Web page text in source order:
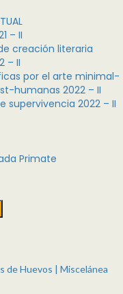
– II
creación literaria
– II
por el arte minimal-
humanas 2022 – II
supervivencia 2022 – II
Primate
de Huevos | Miscelánea